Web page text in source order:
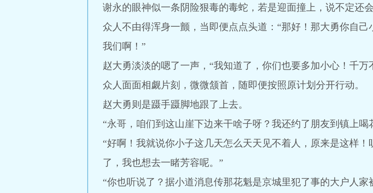
谢永的眼神似一条阴险狠毒的毒蛇，若是迎面撞上，说不定还
众人不由得浑身一颤，当即便点点头道：“那好！那大勇你自
我们啊！”
赵大勇淡淡的嗯了一声，“我知道了，你们也要多加小心！千万
众人面面相觑片刻，微微颔首，随即便按照原计划分开行动。
赵大勇则是蹑手蹑脚地跟了上去。
“永哥，咱们到这山崖下边来干啥子呀？我还约了朋友到镇上喝
“好啊！我就说你小子这几天怎么天天见不着人，原来是这样
了，我也想去一睹芳容呢。”
“你也听说了？据小道消息传那花魁是京城里犯了事的大户人